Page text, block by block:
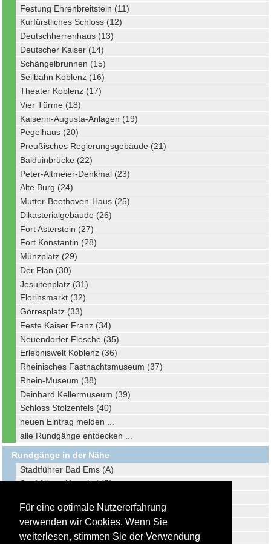
Für eine optimale Nutzererfahrung
verwenden wir Cookies. Wenn Sie
weiterlesen, stimmen Sie der Verwendung
Festung Ehrenbreitstein (11)
Kurfürstliches Schloss (12)
Deutschherrenhaus (13)
Deutscher Kaiser (14)
Schängelbrunnen (15)
Seilbahn Koblenz (16)
Theater Koblenz (17)
Vier Türme (18)
Kaiserin-Augusta-Anlagen (19)
Pegelhaus (20)
Preußisches Regierungsgebäude (21)
Balduinbrücke (22)
Peter-Altmeier-Denkmal (23)
Alte Burg (24)
Mutter-Beethoven-Haus (25)
Dikasterialgebäude (26)
Fort Asterstein (27)
Fort Konstantin (28)
Münzplatz (29)
Der Plan (30)
Jesuitenplatz (31)
Florinsmarkt (32)
Görresplatz (33)
Feste Kaiser Franz (34)
Neuendorfer Flesche (35)
Erlebniswelt Koblenz (36)
Rheinisches Fastnachtsmuseum (37)
Rhein-Museum (38)
Deinhard Kellermuseum (39)
Schloss Stolzenfels (40)
neuen Eintrag melden ...
alle Rundgänge entdecken ...
Rundgänge in der Nähe
Stadtführer Bad Ems (A)
Stadtführer Neuwied (B)
Regionsführer VG Loreley (D)
Regionsführer Wiedtal (E)
Regionsführer Ferienregion Laacher See (F)